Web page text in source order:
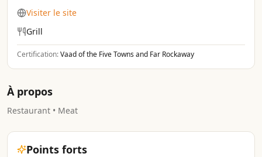
Visiter le site
Grill
Certification:Vaad of the Five Towns and Far Rockaway
À propos
Restaurant • Meat
Points forts